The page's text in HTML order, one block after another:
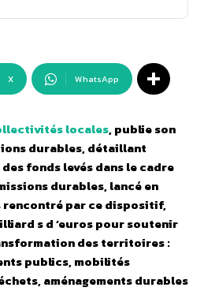
X WhatsApp
locales, publie son
durables, détaillant
fonds levés dans le cadre
durables, lancé en
rencontré par ce dispositif,
s d ’euros pour soutenir
des territoires :
publics, mobilités
aménagements durables